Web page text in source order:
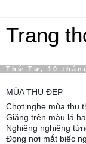
Trang
Thứ Tư, 10
MÙA THU ĐẸP
Chợt nghe mùa thu
Giăng trên màu lá
Nghiêng nghiêng
Đọng nơi mắt biếc